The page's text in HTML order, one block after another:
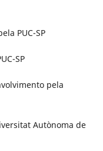
PUC-SP
SP
pela
Autònoma de